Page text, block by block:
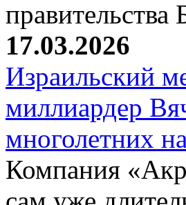
17.03.2026
Израильский
миллиардер
многолетних
Компания